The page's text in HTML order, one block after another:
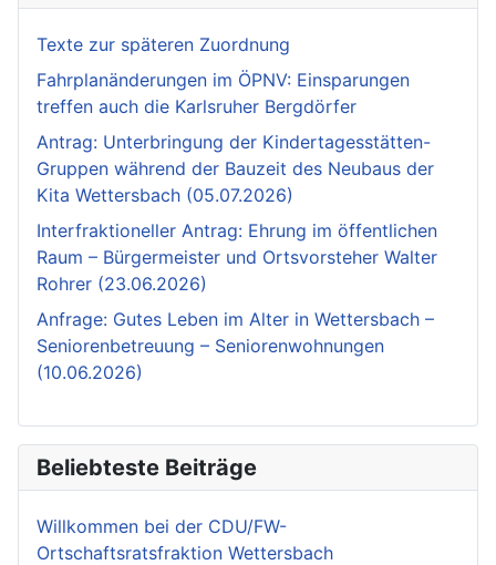
Texte zur späteren Zuordnung
Fahrplanänderungen im ÖPNV: Einsparungen
treffen auch die Karlsruher Bergdörfer
Antrag: Unterbringung der Kindertagesstätten-
Gruppen während der Bauzeit des Neubaus der
Kita Wettersbach (05.07.2026)
Interfraktioneller Antrag: Ehrung im öffentlichen
Raum – Bürgermeister und Ortsvorsteher Walter
Rohrer (23.06.2026)
Anfrage: Gutes Leben im Alter in Wettersbach –
Seniorenbetreuung – Seniorenwohnungen
(10.06.2026)
Beliebteste Beiträge
Willkommen bei der CDU/FW-
Ortschaftsratsfraktion Wettersbach